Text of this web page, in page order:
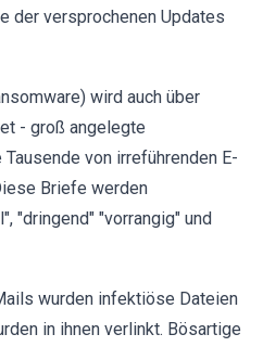
der versprochenen Updates
wird auch über
- groß angelegte
von irreführenden E-
Briefe werden
"dringend" "vorrangig" und
wurden infektiöse Dateien
in ihnen verlinkt. Bösartige